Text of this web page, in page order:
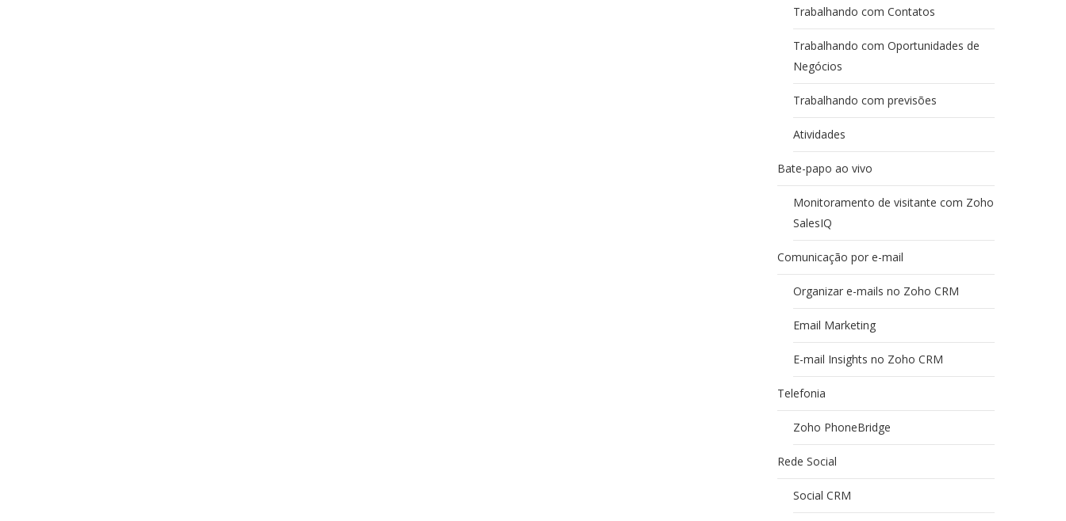
Trabalhando com Contatos
Trabalhando com Oportunidades de
Negócios
Trabalhando com previsões
Atividades
Bate-papo ao vivo
Monitoramento de visitante com Zoho
SalesIQ
Comunicação por e-mail
Organizar e-mails no Zoho CRM
Email Marketing
E-mail Insights no Zoho CRM
Telefonia
Zoho PhoneBridge
Rede Social
Social CRM